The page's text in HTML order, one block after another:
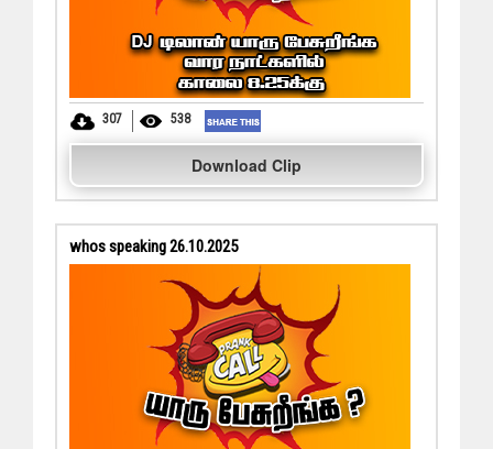
307 538
Download Clip
whos speaking 26.10.2025